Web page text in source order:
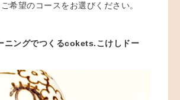
希望のコースをお選びください。
ニングでつくるcokets.こけしドー